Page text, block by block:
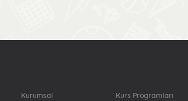
2022 Lisans Temel Soru Kitapçığı Yayımlandı!
Kurumsal Kurs Programları